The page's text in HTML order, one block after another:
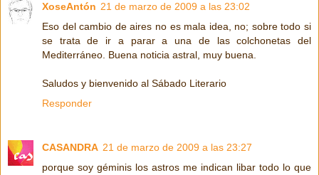
XoseAntón 21 de marzo de 2009 a las 23:02
Eso del cambio de aires no es mala idea, no; sobre todo si
se trata de ir a parar a una de las colchonetas del
Mediterráneo. Buena noticia astral, muy buena.
Saludos y bienvenido al Sábado Literario
Responder
CASANDRA 21 de marzo de 2009 a las 23:27
porque soy géminis los astros me indican libar todo lo que